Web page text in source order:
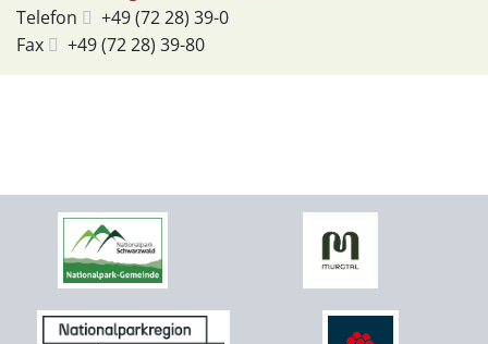
Telefon
+49 (7228) 39-0
Fax
+49 (7228) 39-80